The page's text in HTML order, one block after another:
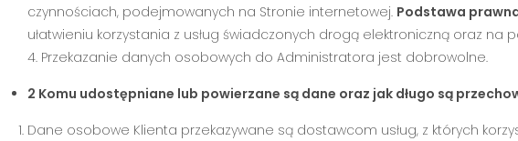
czynnościach, podejmowanych na Stronie internetowej. Podstawa
ułatwieniu korzystania z usług świadczonych drogą elektroniczną oraz na
4. Przekazanie danych osobowych do Administratora jest dobrowolne.
2 Komu udostępniane lub powierzane są dane oraz jak długo są
Dane osobowe Klienta przekazywane są dostawcom usług, z których